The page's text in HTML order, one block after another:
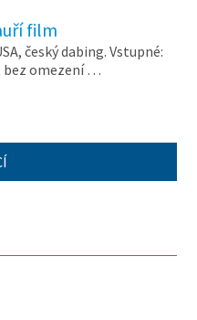
film
český dabing. Vstupné:
bez omezení …